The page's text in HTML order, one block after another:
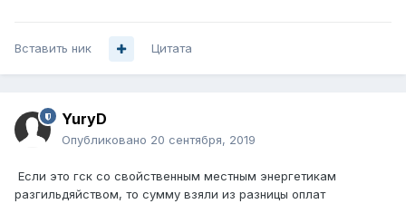
Вставить ник Цитата
YuryD
Опубликовано 20 сентября, 2019
Если это гск со свойственным местным энергетикам
разгильдяйством, то сумму взяли из разницы оплат